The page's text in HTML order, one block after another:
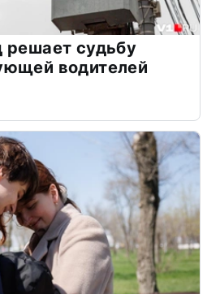
судьбу
водителей